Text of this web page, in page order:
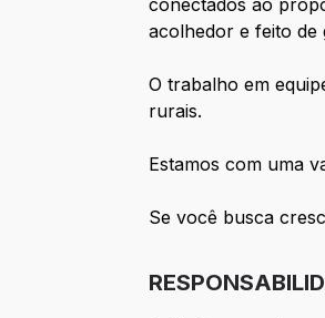
conectados ao
acolhedor e feito de
O trabalho em
rurais.
Estamos com uma
Se você busca